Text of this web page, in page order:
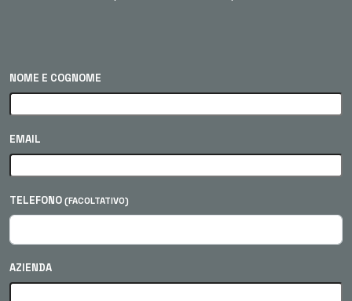
NOME E COGNOME
EMAIL
TELEFONO (FACOLTATIVO)
AZIENDA